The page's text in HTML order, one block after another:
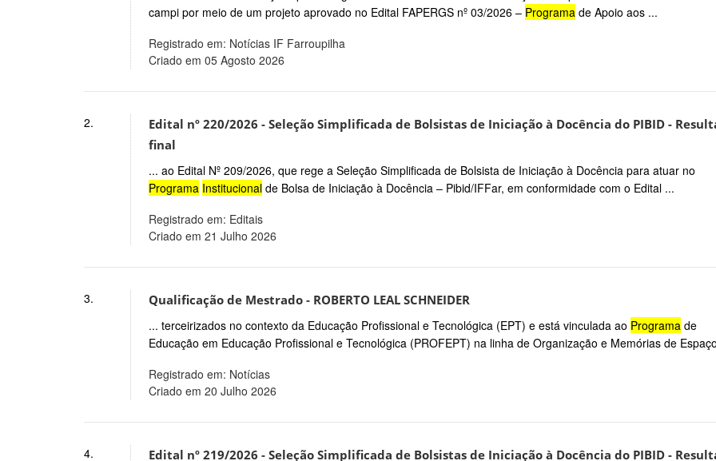
campi por meio de um projeto aprovado no Edital FAPERGS nº 03/2026 – Programade Apoio aos ...
Registrado em: Notícias IF Farroupilha
Criado em 05 Agosto 2026
Edital nº 220/2026 - Seleção Simplificada de Bolsistas de Iniciação à Docência do PIBID -
final
... ao Edital Nº 209/2026, que rege a Seleção Simplificada de Bolsista de Iniciação à Docência para atuar no
Programa Institucionalde Bolsa de Iniciação à Docência – Pibid/IFFar, em conformidade com o Edital ...
Registrado em: Editais
Criado em 21 Julho 2026
2.
Qualificação de Mestrado - ROBERTO LEAL SCHNEIDER
... terceirizados no contexto da Educação Profissional e Tecnológica (EPT) e está vinculada ao Programa de
Educação em Educação Profissional e Tecnológica (PROFEPT) na linha de Organização e Memórias de
Registrado em: Notícias
Criado em 20 Julho 2026
3.
Edital nº 219/2026 - Seleção Simplificada de Bolsistas de Iniciação à Docência do PIBID -
4.